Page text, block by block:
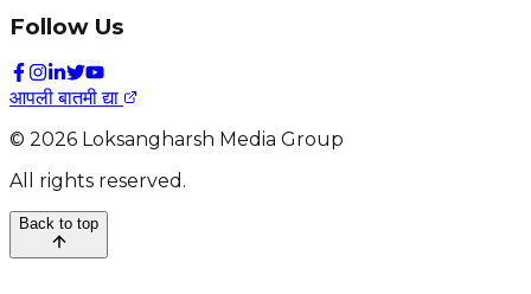
Follow Us
आपली बातमी द्या
© 2026 Loksangharsh Media Group
All rights reserved.
Back to top